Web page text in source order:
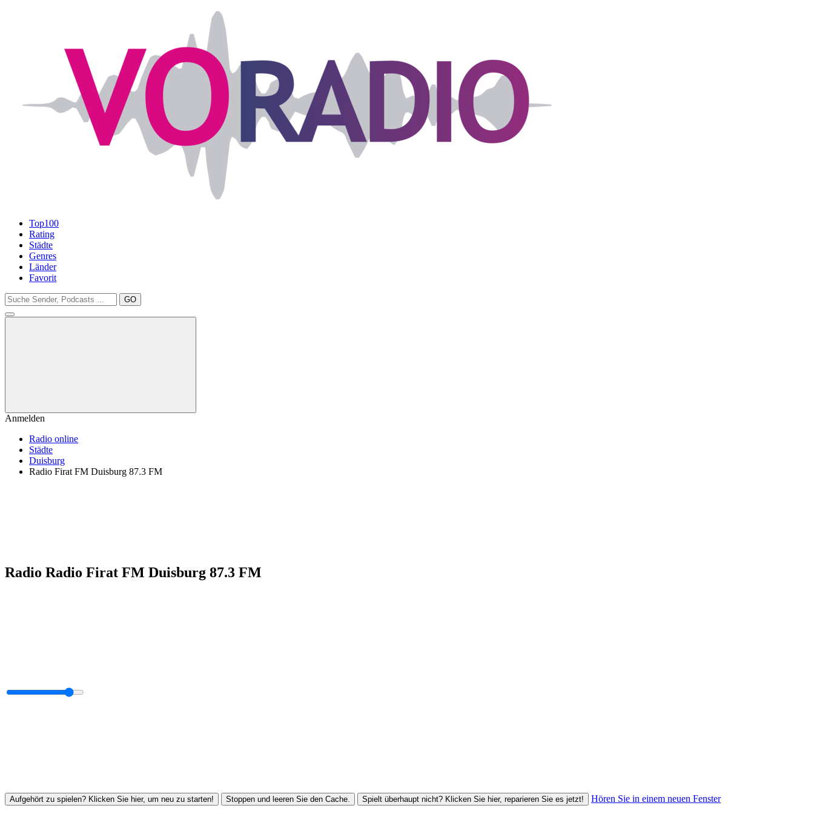
Top100
Rating
Städte
Genres
Länder
Favorit
GO
Anmelden
Radio online
Städte
Duisburg
Radio Firat FM Duisburg 87.3 FM
Radio Radio Firat FM Duisburg 87.3 FM
Aufgehört zu spielen? Klicken Sie hier, um neu zu starten! Stoppen und leeren Sie den Cache. Spielt überhaupt nicht? Klicken Sie hier, reparieren Sie es jetzt! Hören Sie in einem neuen Fenster